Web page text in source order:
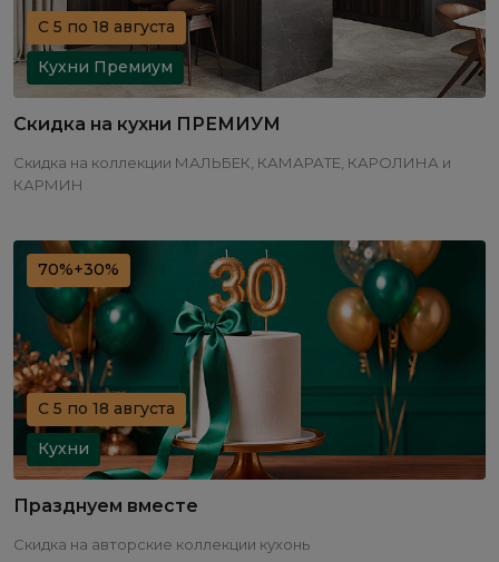
С 5 по 18 августа
Кухни Премиум
Скидка на кухни ПРЕМИУМ
Скидка на коллекции МАЛЬБЕК, КАМАРАТЕ, КАРОЛИНА и
КАРМИН
С 5 по 18 августа
70%+30%
Кухни
Празднуем вместе
Скидка на авторские коллекции кухонь